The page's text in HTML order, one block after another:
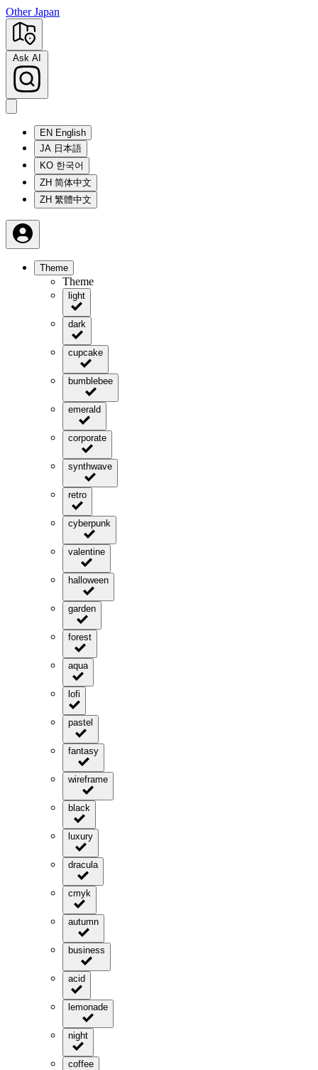
Other Japan
Ask AI
EN English
JA 日本語
KO 한국어
ZH 简体中文
ZH 繁體中文
Theme
Theme
light
dark
cupcake
bumblebee
emerald
corporate
synthwave
retro
cyberpunk
valentine
halloween
garden
forest
aqua
lofi
pastel
fantasy
wireframe
black
luxury
dracula
cmyk
autumn
business
acid
lemonade
night
coffee